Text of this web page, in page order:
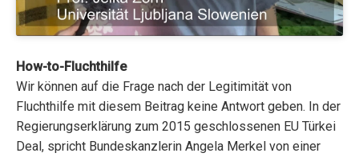
How-to-Fluchthilfe
Wir können auf die Frage nach der Legitimität von
Fluchthilfe mit diesem Beitrag keine Antwort geben. In der
Regierungserklärung zum 2015 geschlossenen EU Türkei
Deal, spricht Bundeskanzlerin Angela Merkel von einer